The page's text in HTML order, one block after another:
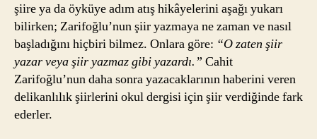
şiire ya da öyküye adım atış hikâyelerini aşağı yukarı
bilirken; Zarifoğlu’nun şiir yazmaya ne zaman ve nasıl
başladığını hiçbiri bilmez. Onlara göre: “O zaten şiir
yazar veya şiir yazmaz gibi yazardı.” Cahit
Zarifoğlu’nun daha sonra yazacaklarının haberini veren
delikanlılık şiirlerini okul dergisi için şiir verdiğinde fark
ederler.